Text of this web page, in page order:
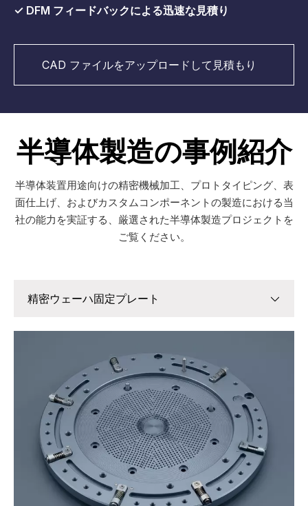
✓ DFM フィードバックによる迅速な見積り
CAD ファイルをアップロードして見積もり
半導体製造の事例紹介
半導体装置用途向けの精密機械加工、プロトタイピング、表
面仕上げ、およびカスタムコンポーネントの製造における当
社の能力を実証する、厳選された半導体製造プロジェクトを
ご覧ください。
精密ウェーハ固定プレート
真空装置部品
半導体システム用装置筐体
装置開発用試作治具
精密取付ブラケット